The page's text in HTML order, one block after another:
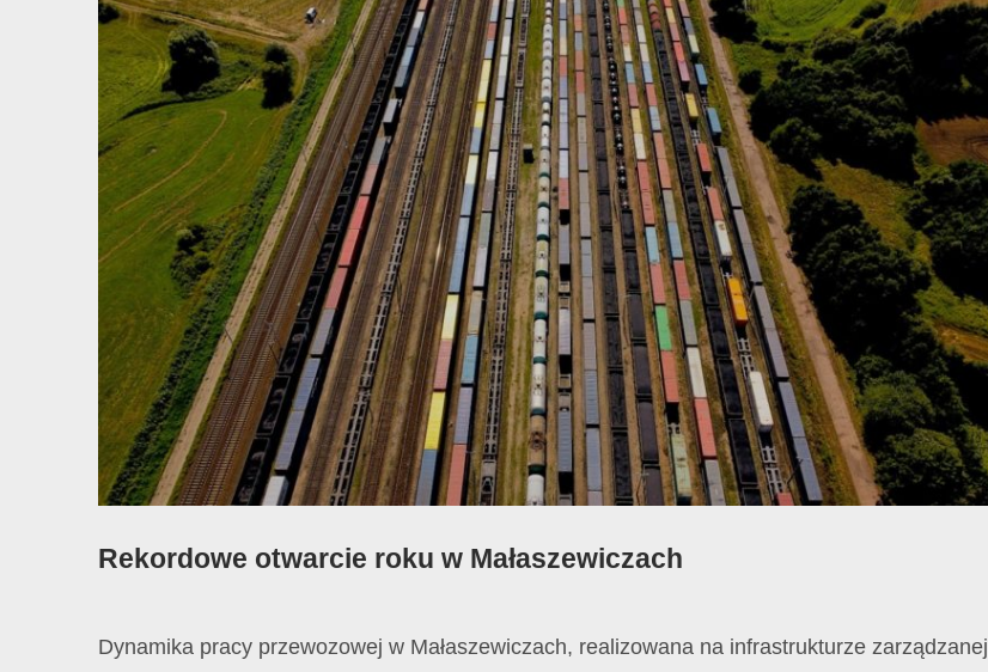
View
Larger
Image
Rekordowe otwarcie roku w Małaszewiczach
Dynamika pracy przewozowej w Małaszewiczach, realizowana na infrastrukturze zarządzanej